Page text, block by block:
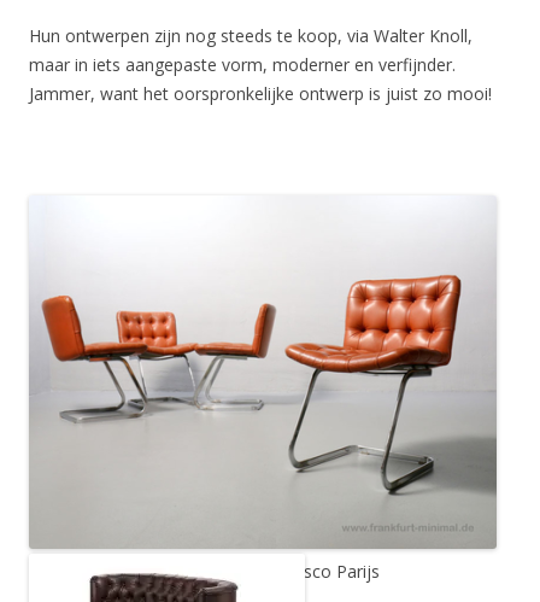
Hun ontwerpen zijn nog steeds te koop, via Walter Knoll,
maar in iets aangepaste vorm, moderner en verfijnder.
Jammer, want het oorspronkelijke ontwerp is juist zo mooi!
Stoel RH-304, ontworpen voor Unesco Parijs